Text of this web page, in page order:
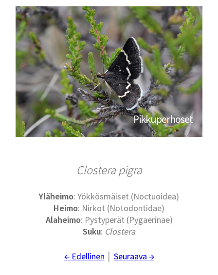
Pikkuperhoset
Clostera pigra
Yläheimo: Yökkösmäiset (Noctuoidea)
Heimo: Nirkot (Notodontidae)
Alaheimo: Pystyperät (Pygaerinae)
Suku: Clostera
← Edellinen Seuraava →